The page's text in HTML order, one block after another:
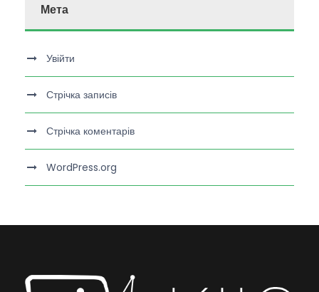
Мета
Увійти
Стрічка записів
Стрічка коментарів
WordPress.org